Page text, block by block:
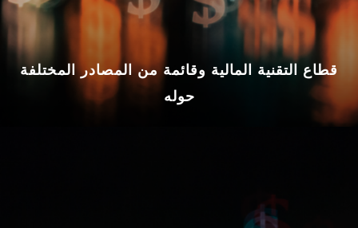
قطاع التقنية المالية وقائمة من المصادر المختلفة
حوله